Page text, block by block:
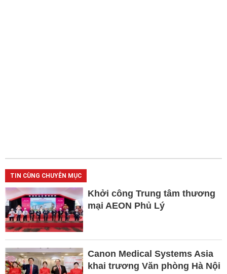
TIN CÙNG CHUYÊN MỤC
Khởi công Trung tâm thương
mại AEON Phủ Lý
Canon Medical Systems Asia
khai trương Văn phòng Hà Nội